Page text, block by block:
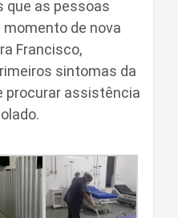
que as pessoas
de nova
Francisco,
sintomas da
procurar assistência